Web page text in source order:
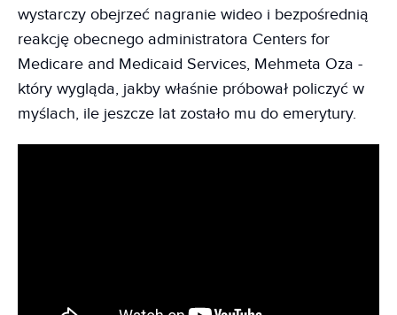
wystarczy obejrzeć nagranie wideo i bezpośrednią
reakcję obecnego administratora Centers for
Medicare and Medicaid Services, Mehmeta Oza -
który wygląda, jakby właśnie próbował policzyć w
myślach, ile jeszcze lat zostało mu do emerytury.